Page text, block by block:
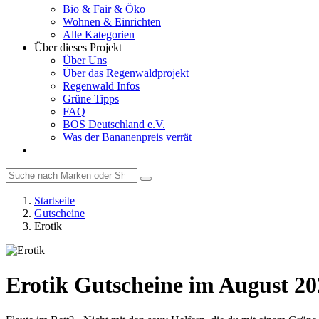
Bio & Fair & Öko
Wohnen & Einrichten
Alle Kategorien
Über dieses Projekt
Über Uns
Über das Regenwaldprojekt
Regenwald Infos
Grüne Tipps
FAQ
BOS Deutschland e.V.
Was der Bananenpreis verrät
Startseite
Gutscheine
Erotik
Erotik Gutscheine im August